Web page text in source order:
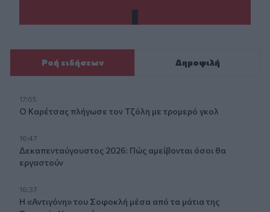
Ροή ειδήσεων Δημοφιλή
17:05
Ο Καρέτσας πλήγωσε τον Τζόλη με τρομερό γκολ
16:47
Δεκαπενταύγουστος 2026: Πώς αμείβονται όσοι θα
εργαστούν
16:37
Η «Αντιγόνη» του Σοφοκλή μέσα από τα μάτια της